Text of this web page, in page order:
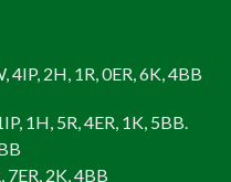
2H, 1R, 0ER, 6K, 4BB
1H, 5R, 4ER, 1K, 5BB.
2K, 4BB